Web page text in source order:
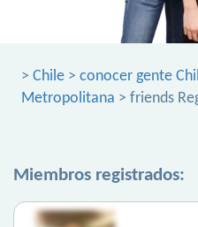
> Chile > conocer gente
Metropolitana > friends
Miembros registrados: